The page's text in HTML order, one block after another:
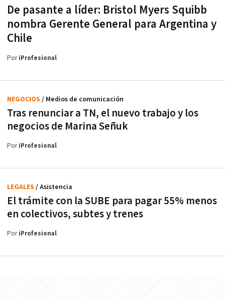
De pasante a líder: Bristol Myers Squibb
nombra Gerente General para Argentina y
Chile
PoriProfesional
Tras renunciar a TN, el nuevo trabajo y los
negocios de Marina Señuk
NEGOCIOS / Medios de comunicación
PoriProfesional
El trámite con la SUBE para pagar 55% menos
en colectivos, subtes y trenes
LEGALES / Asistencia
PoriProfesional